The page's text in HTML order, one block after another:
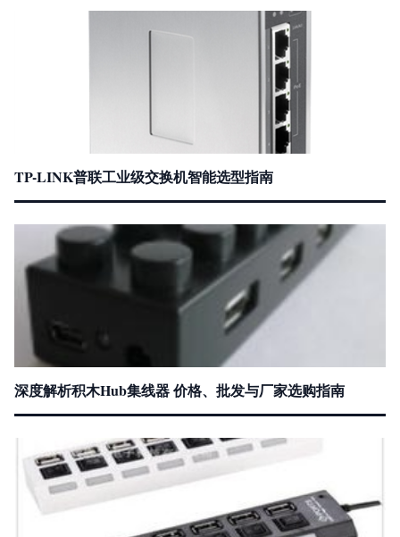
TP-LINK普联工业级交换机智能选型指南
深度解析积木Hub集线器 价格、批发与厂家选购指南